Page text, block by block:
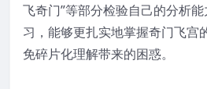
飞奇门”等部分检验自己的分析
习，能够更扎实地掌握奇门飞宫
免碎片化理解带来的困惑。